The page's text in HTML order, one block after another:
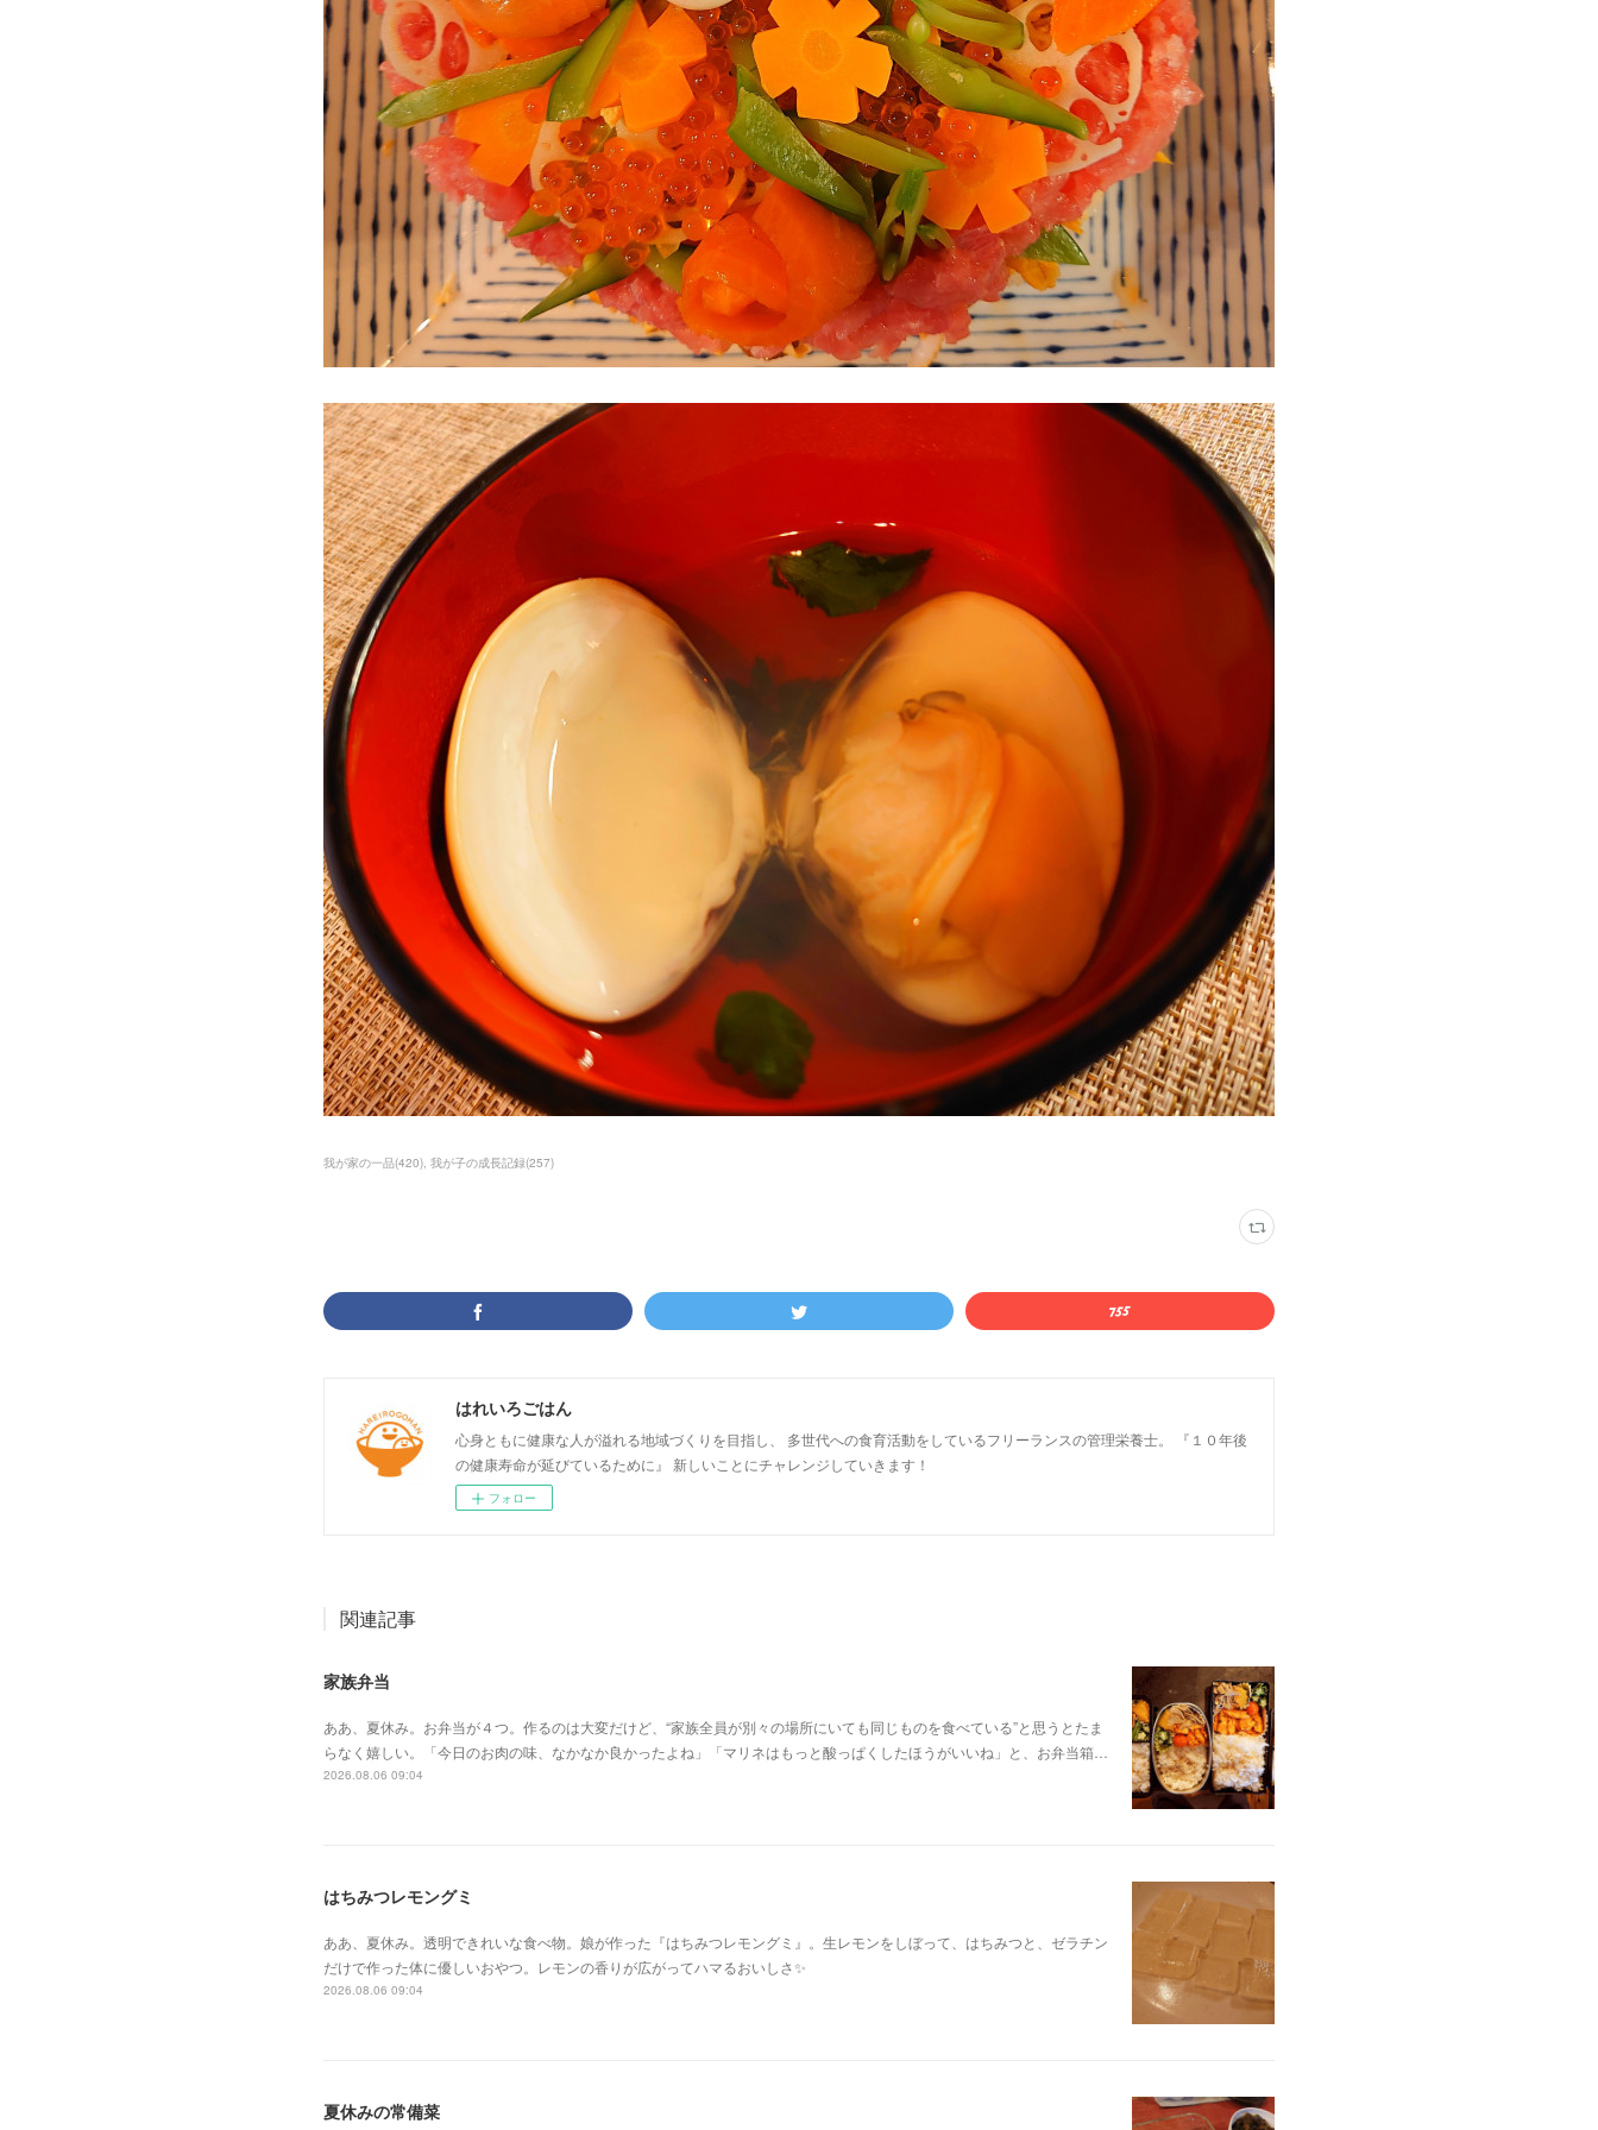
我が家の一品(420) 我が子の成長記録(257)
はれいろごはん
心身ともに健康な人が溢れる地域づくりを目指し、 多世代への食育活動をしているフリーランスの管理栄養士。 『１０年後
の健康寿命が延びているために』 新しいことにチャレンジしていきます！
フォロー
関連記事
家族弁当
ああ、夏休み。お弁当が４つ。作るのは大変だけど、“家族全員が別々の場所にいても同じものを食べている”と思うとたま
らなく嬉しい。「今日のお肉の味、なかなか良かったよね」「マリネはもっと酸っぱくしたほうがいいね」と、お弁当箱…
2026.08.06 09:04
はちみつレモングミ
ああ、夏休み。透明できれいな食べ物。娘が作った『はちみつレモングミ』。生レモンをしぼって、はちみつと、ゼラチン
だけで作った体に優しいおやつ。レモンの香りが広がってハマるおいしさ✨
2026.08.06 09:04
夏休みの常備菜